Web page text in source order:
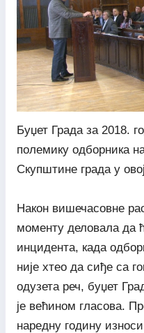
Буџет Града за 2018.
полемику одборника
Скупштине града у
Након вишечасовне
моменту деловала да
инцидента, када
није хтео да сиђе са
одузета реч, буџет
је већином гласова.
наредну годину